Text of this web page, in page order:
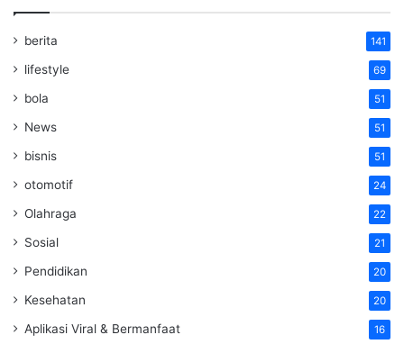
berita 141
lifestyle 69
bola 51
News 51
bisnis 51
otomotif 24
Olahraga 22
Sosial 21
Pendidikan 20
Kesehatan 20
Aplikasi Viral & Bermanfaat 16